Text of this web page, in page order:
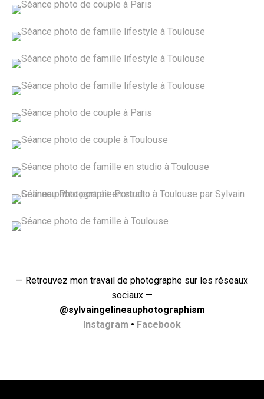
— Retrouvez mon travail de photographe sur les réseaux
sociaux —
@sylvaingelineauphotographism
Instagram • Facebook